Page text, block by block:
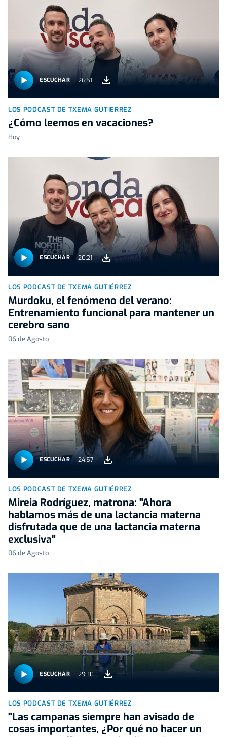
ESCUCHAR 26:51
LOS PODCAST DE TXEMA GUTIÉRREZ
¿Cómo leemos en vacaciones?
Hoy
ESCUCHAR 20:21
LOS PODCAST DE TXEMA GUTIÉRREZ
Murdoku, el fenómeno del verano:
Entrenamiento funcional para mantener un
cerebro sano
06 de Agosto
ESCUCHAR 24:57
LOS PODCAST DE TXEMA GUTIÉRREZ
Mireia Rodríguez, matrona: "Ahora
hablamos más de una lactancia materna
disfrutada que de una lactancia materna
exclusiva"
06 de Agosto
ESCUCHAR 29:30
LOS PODCAST DE TXEMA GUTIÉRREZ
"Las campanas siempre han avisado de
cosas importantes, ¿Por qué no hacer un